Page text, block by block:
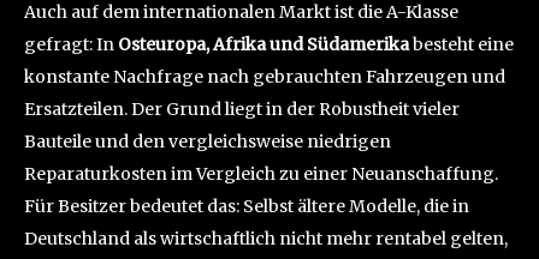
Auch auf dem internationalen Markt ist die A-Klasse
gefragt: In Osteuropa, Afrika und Südamerikabesteht eine
konstante Nachfrage nach gebrauchten Fahrzeugen und
Ersatzteilen. Der Grund liegt in der Robustheit vieler
Bauteile und den vergleichsweise niedrigen
Reparaturkosten im Vergleich zu einer Neuanschaffung.
Für Besitzer bedeutet das: Selbst ältere Modelle, die in
Deutschland als wirtschaftlich nicht mehr rentabel gelten,